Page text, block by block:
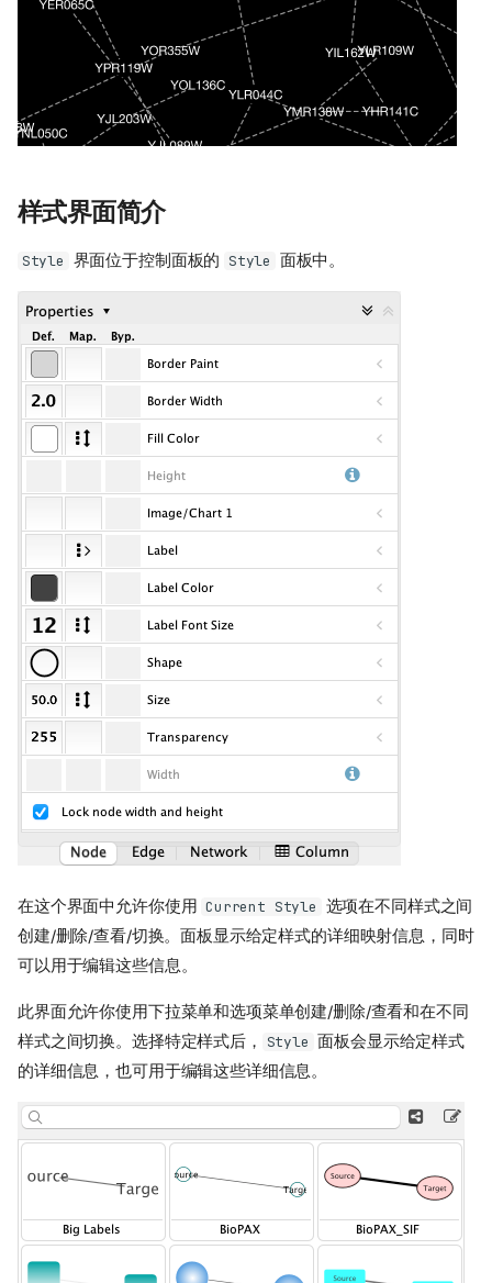
样式界面简介
Style 界面位于控制面板的 Style 面板中。
在这个界面中允许你使用 Current Style 选项在不同样式之间
创建/删除/查看/切换。面板显示给定样式的详细映射信息，同时
可以用于编辑这些信息。
此界面允许你使用下拉菜单和选项菜单创建/删除/查看和在不同
样式之间切换。选择特定样式后，
Style 面板会显示给定样式
的详细信息，也可用于编辑这些详细信息。